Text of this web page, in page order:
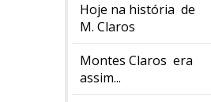
Hoje na história de
M. Claros
Montes Claros era
assim...